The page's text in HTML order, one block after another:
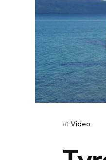
Categories
Posted
in Video